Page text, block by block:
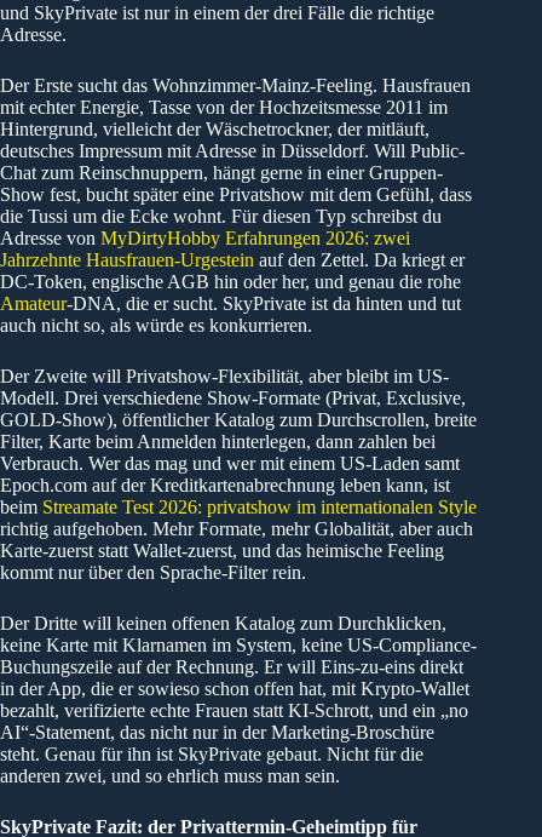
und SkyPrivate ist nur in einem der drei Fälle die richtige
Adresse.
Der Erste sucht das Wohnzimmer-Mainz-Feeling. Hausfrauen
mit echter Energie, Tasse von der Hochzeitsmesse 2011 im
Hintergrund, vielleicht der Wäschetrockner, der mitläuft,
deutsches Impressum mit Adresse in Düsseldorf. Will Public-
Chat zum Reinschnuppern, hängt gerne in einer Gruppen-
Show fest, bucht später eine Privatshow mit dem Gefühl, dass
die Tussi um die Ecke wohnt. Für diesen Typ schreibst du
Adresse von MyDirtyHobby Erfahrungen 2026: zwei
Jahrzehnte Hausfrauen-Urgestein auf den Zettel. Da kriegt er
DC-Token, englische AGB hin oder her, und genau die rohe
Amateur-DNA, die er sucht. SkyPrivate ist da hinten und tut
auch nicht so, als würde es konkurrieren.
Der Zweite will Privatshow-Flexibilität, aber bleibt im US-
Modell. Drei verschiedene Show-Formate (Privat, Exclusive,
GOLD-Show), öffentlicher Katalog zum Durchscrollen, breite
Filter, Karte beim Anmelden hinterlegen, dann zahlen bei
Verbrauch. Wer das mag und wer mit einem US-Laden samt
Epoch.com auf der Kreditkartenabrechnung leben kann, ist
beim Streamate Test 2026: privatshow im internationalen Style
richtig aufgehoben. Mehr Formate, mehr Globalität, aber auch
Karte-zuerst statt Wallet-zuerst, und das heimische Feeling
kommt nur über den Sprache-Filter rein.
Der Dritte will keinen offenen Katalog zum Durchklicken,
keine Karte mit Klarnamen im System, keine US-Compliance-
Buchungszeile auf der Rechnung. Er will Eins-zu-eins direkt
in der App, die er sowieso schon offen hat, mit Krypto-Wallet
bezahlt, verifizierte echte Frauen statt KI-Schrott, und ein „no
AI“-Statement, das nicht nur in der Marketing-Broschüre
steht. Genau für ihn ist SkyPrivate gebaut. Nicht für die
anderen zwei, und so ehrlich muss man sein.
SkyPrivate Fazit: der Privattermin-Geheimtipp für